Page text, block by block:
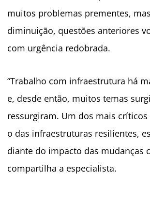
muitos problemas prementes,
diminuição, questões anteriores
com urgência redobrada.
“Trabalho com infraestrutura há
e, desde então, muitos temas
ressurgiram. Um dos mais
o das infraestruturas resilientes,
diante do impacto das mudanças
compartilha a especialista.